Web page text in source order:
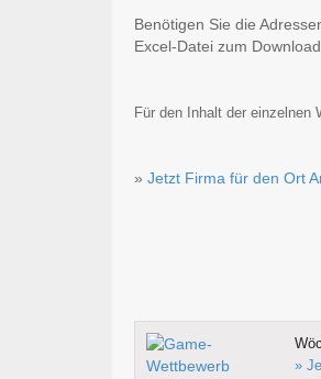
Benötigen Sie die
Excel-Datei zum
Für den Inhalt der einzelnen
» Jetzt Firma für den Ort
»